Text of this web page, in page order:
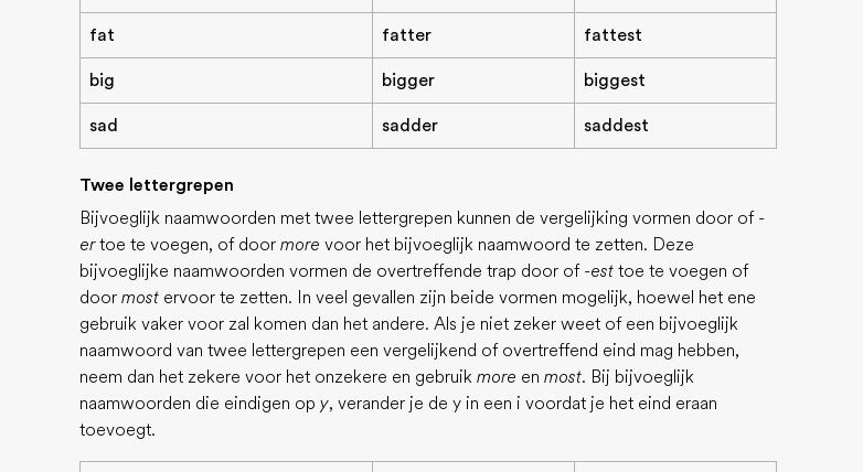
fat fatter fattest
big bigger biggest
sad sadder saddest
Twee lettergrepen
Bijvoeglijk naamwoorden met twee lettergrepen kunnen de vergelijking vormen door of -
ertoe te voegen, of door more voor het bijvoeglijk naamwoord te zetten. Deze
bijvoeglijke naamwoorden vormen de overtreffende trap door of -est toe te voegen of
door most ervoor te zetten. In veel gevallen zijn beide vormen mogelijk, hoewel het ene
gebruik vaker voor zal komen dan het andere. Als je niet zeker weet of een bijvoeglijk
naamwoord van twee lettergrepen een vergelijkend of overtreffend eind mag hebben,
neem dan het zekere voor het onzekere en gebruik more en most. Bij bijvoeglijk
naamwoorden die eindigen op y, verander je de y in een i voordat je het eind eraan
toevoegt.